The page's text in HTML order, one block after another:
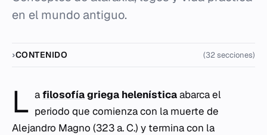
en el mundo antiguo.
CONTENIDO (32 secciones)
L afilosofíagriega helenísticaabarca el
periodo que comienza con la muerte de
Alejandro Magno (323 a. C.) y termina con la